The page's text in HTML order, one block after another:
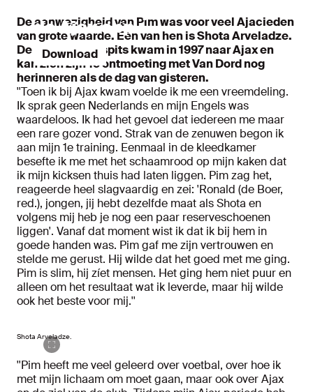
Ajax altijd bij de hand met
de Ajax app
Download
De aanwezigheid van Pim was voor veel Ajacieden
van grote waarde. Eén van hen is Shota Arveladze.
De Georgische spits kwam in 1997 naar Ajax en
kan zich zijn 1e ontmoeting met Van Dord nog
herinneren als de dag van gisteren.
''Toen ik bij Ajax kwam voelde ik me een vreemdeling.
Ik sprak geen Nederlands en mijn Engels was
waardeloos. Ik had het gevoel dat iedereen me maar
een rare gozer vond. Strak van de zenuwen begon ik
aan mijn 1e training. Eenmaal in de kleedkamer
besefte ik me met het schaamrood op mijn kaken dat
ik mijn kicksen thuis had laten liggen. Pim zag het,
reageerde heel slagvaardig en zei: 'Ronald (de Boer,
red.), jongen, jij hebt dezelfde maat als Shota en
volgens mij heb je nog een paar reserveschoenen
liggen'. Vanaf dat moment wist ik dat ik bij hem in
goede handen was. Pim gaf me zijn vertrouwen en
stelde me gerust. Hij wilde dat het goed met me ging.
Pim is slim, hij zíet mensen. Het ging hem niet puur en
alleen om het resultaat wat ik leverde, maar hij wilde
ook het beste voor mij.''
Shota Arveladze.
''Pim heeft me veel geleerd over voetbal, over hoe ik
met mijn lichaam om moet gaan, maar ook over Ajax